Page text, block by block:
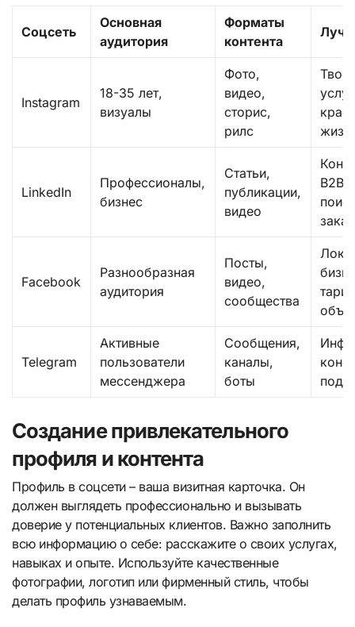
Соцсеть
Основная
аудитория
Форматы
контента
Instagram
18-35 лет,
визуалы
Фото,
видео,
сторис,
рилс
LinkedIn
Профессионалы,
бизнес
Статьи,
публикации,
видео
B2B
Facebook
Разнообразная
аудитория
Посты,
видео,
сообщества
Telegram
Активные
пользователи
мессенджера
Сообщения,
каналы,
боты
Создание привлекательного
профиля и контента
Профиль в соцсети – ваша визитная карточка. Он
должен выглядеть профессионально и вызывать
доверие у потенциальных клиентов. Важно заполнить
всю информацию о себе: расскажите о своих услугах,
навыках и опыте. Используйте качественные
фотографии, логотип или фирменный стиль, чтобы
делать профиль узнаваемым.